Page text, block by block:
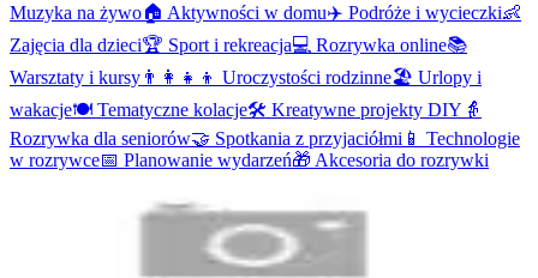
Muzyka na żywo🏠 Aktywności w domu✈️ Podróże i wycieczki👶
Zajęcia dla dzieci🏆 Sport i rekreacja💻 Rozrywka online📚
Warsztaty i kursy 👨‍👩‍👧‍👦 Uroczystości rodzinne🏖️ Urlopy i
wakacje🍽️ Tematyczne kolacje🛠️ Kreatywne projekty DIY 👵
Rozrywka dla seniorów🤝 Spotkania z przyjaciółmi 📱 Technologie
w rozrywce📅 Planowanie wydarzeń🎁 Akcesoria do rozrywki